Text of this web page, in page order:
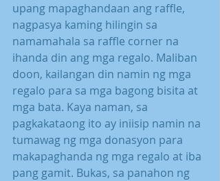
upang mapaghandaan ang raffle,
nagpasya kaming hilingin sa
namamahala sa raffle corner na
ihanda din ang mga regalo. Maliban
doon, kailangan din namin ng mga
regalo para sa mga bagong bisita at
mga bata. Kaya naman, sa
pagkakataong ito ay iniisip namin na
tumawag ng mga donasyon para
makapaghanda ng mga regalo at iba
pang gamit. Bukas, sa panahon ng